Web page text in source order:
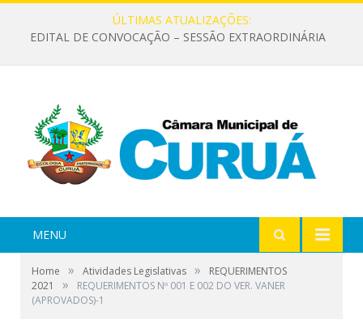
ÚLTIMAS ATUALIZAÇÕES:
EDITAL DE CONVOCAÇÃO – SESSÃO EXTRAORDINÁRIA
MENU
Home » Atividades Legislativas »
REQUERIMENTOS
2021
»
REQUERIMENTOS Nº 001 E 002 DO VER. VANER
(APROVADOS)-1